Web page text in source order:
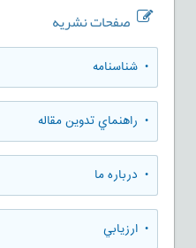
صفحات نشریه
• شناسنامه
• راهنماي تدوين مقاله
• درباره ما
• ارزيابي